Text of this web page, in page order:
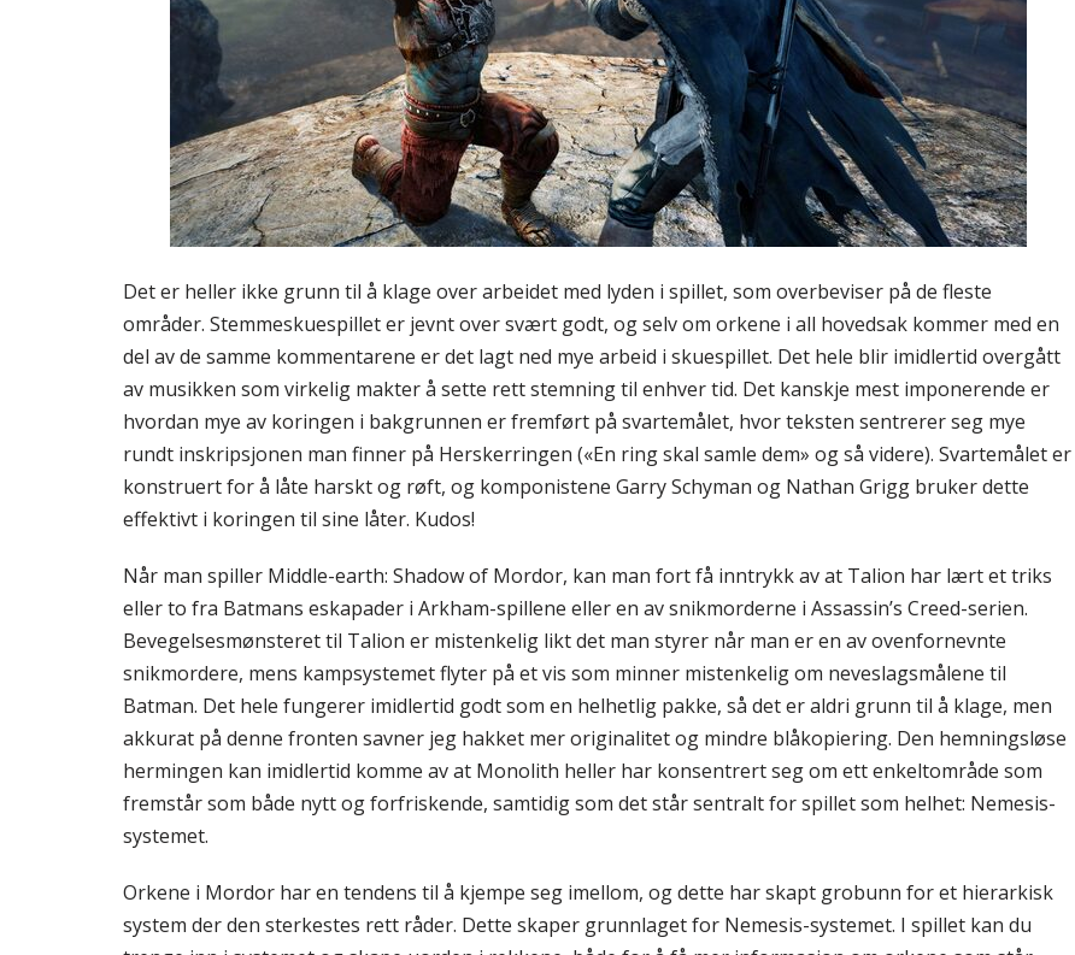
Det er heller ikke grunn til å klage over arbeidet med lyden i spillet, som overbeviser på de fleste
områder. Stemmeskuespillet er jevnt over svært godt, og selv om orkene i all hovedsak kommer med en
del av de samme kommentarene er det lagt ned mye arbeid i skuespillet. Det hele blir imidlertid overgått
av musikken som virkelig makter å sette rett stemning til enhver tid. Det kanskje mest imponerende er
hvordan mye av koringen i bakgrunnen er fremført på svartemålet, hvor teksten sentrerer seg mye
rundt inskripsjonen man finner på Herskerringen («En ring skal samle dem» og så videre). Svartemålet er
konstruert for å låte harskt og røft, og komponistene Garry Schyman og Nathan Grigg bruker dette
effektivt i koringen til sine låter. Kudos!
Når man spiller Middle-earth: Shadow of Mordor, kan man fort få inntrykk av at Talion har lært et triks
eller to fra Batmans eskapader i Arkham-spillene eller en av snikmorderne i Assassin’s Creed-serien.
Bevegelsesmønsteret til Talion er mistenkelig likt det man styrer når man er en av ovenfornevnte
snikmordere, mens kampsystemet flyter på et vis som minner mistenkelig om neveslagsmålene til
Batman. Det hele fungerer imidlertid godt som en helhetlig pakke, så det er aldri grunn til å klage, men
akkurat på denne fronten savner jeg hakket mer originalitet og mindre blåkopiering. Den hemningsløse
hermingen kan imidlertid komme av at Monolith heller har konsentrert seg om ett enkeltområde som
fremstår som både nytt og forfriskende, samtidig som det står sentralt for spillet som helhet: Nemesis-
systemet.
Orkene i Mordor har en tendens til å kjempe seg imellom, og dette har skapt grobunn for et hierarkisk
system der den sterkestes rett råder. Dette skaper grunnlaget for Nemesis-systemet. I spillet kan du